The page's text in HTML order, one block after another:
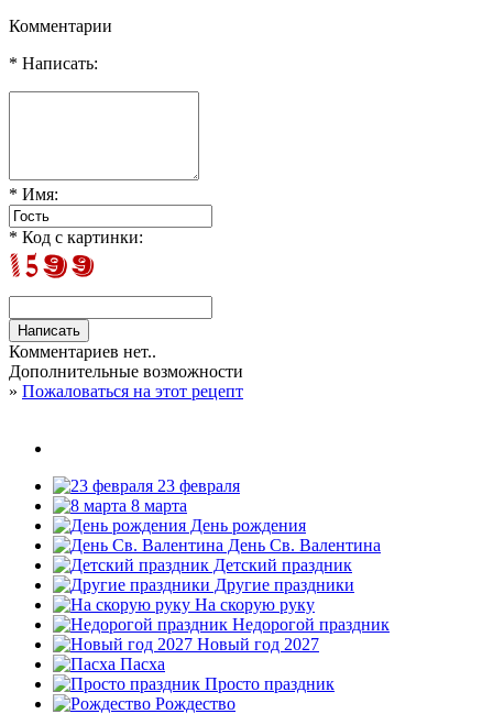
Комментарии
* Написать:
* Имя:
* Код с картинки:
Комментариев нет..
Дополнительные возможности
» Пожаловаться на этот рецепт
23 февраля
8 марта
День рождения
День Св. Валентина
Детский праздник
Другие праздники
На скорую руку
Недорогой праздник
Новый год 2027
Пасха
Просто праздник
Рождество